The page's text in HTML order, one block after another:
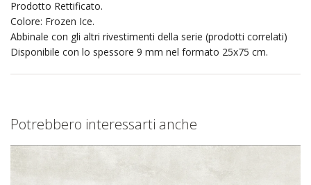
Prodotto Rettificato.
Colore: Frozen Ice.
Abbinale con gli altri rivestimenti della serie (prodotti correlati)
Disponibile con lo spessore 9 mm nel formato 25x75 cm.
Potrebbero interessarti anche